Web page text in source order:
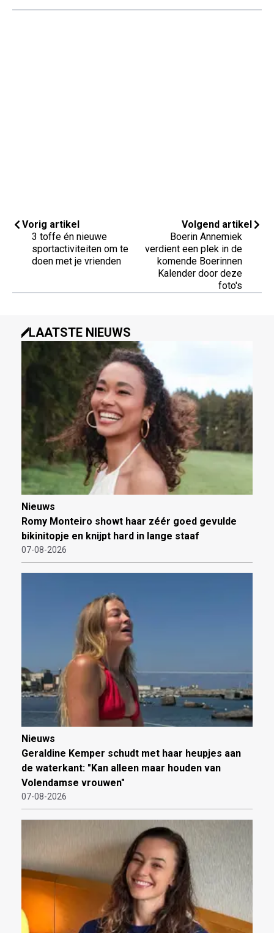
Vorig artikel
3 toffe én nieuwe
sportactiviteiten om te
doen met je vrienden
Volgend artikel
Boerin Annemiek
verdient een plek in de
komende Boerinnen
Kalender door deze
foto's
LAATSTE NIEUWS
Nieuws
Romy Monteiro showt haar zéér goed gevulde
bikinitopje en knijpt hard in lange staaf
07-08-2026
Nieuws
Geraldine Kemper schudt met haar heupjes aan
de waterkant: "Kan alleen maar houden van
Volendamse vrouwen"
07-08-2026